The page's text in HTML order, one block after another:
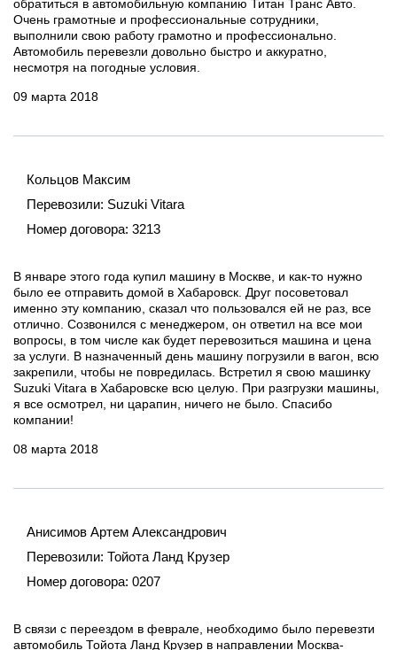
обратиться в автомобильную компанию Титан Транс Авто.
Очень грамотные и профессиональные сотрудники,
выполнили свою работу грамотно и профессионально.
Автомобиль перевезли довольно быстро и аккуратно,
несмотря на погодные условия.
09 марта 2018
Кольцов Максим
Перевозили: Suzuki Vitara
Номер договора: 3213
В январе этого года купил машину в Москве, и как-то нужно
было ее отправить домой в Хабаровск. Друг посоветовал
именно эту компанию, сказал что пользовался ей не раз, все
отлично. Созвонился с менеджером, он ответил на все мои
вопросы, в том числе как будет перевозиться машина и цена
за услуги. В назначенный день машину погрузили в вагон, всю
закрепили, чтобы не повредилась. Встретил я свою машинку
Suzuki Vitara в Хабаровске всю целую. При разгрузки машины,
я все осмотрел, ни царапин, ничего не было. Спасибо
компании!
08 марта 2018
Анисимов Артем Александрович
Перевозили: Тойота Ланд Крузер
Номер договора: 0207
В связи с переездом в феврале, необходимо было перевезти
автомобиль Тойота Ланд Крузер в направлении Москва-